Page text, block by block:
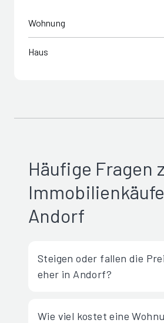
Wohnung
Haus
Häufige Fragen
Andorf
Steigen oder fallen die
eher in Andorf?
Wie viel kostet eine